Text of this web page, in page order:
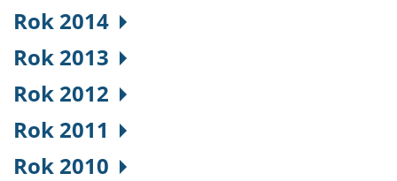
Rok 2014
Rok 2013
Rok 2012
Rok 2011
Rok 2010